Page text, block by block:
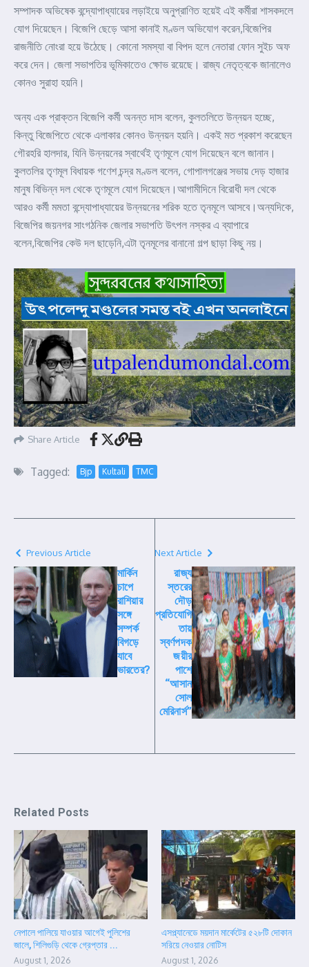
সম্পাদক অভিষেক বন্দ্যোপাধ্যায়ের লড়াইয়ে অনুপ্রাণিত হয়েই এই কর্মীরা শাসকদলে
যোগ দিয়েছেন। বিজেপি ছেড়ে আসা কানাই মণ্ডল অভিযোগ করেন,বিজেপির
রাজনীতি নোংরা হয়ে উঠেছে। কোনো সমস্যা বা বিপদ হলে নেতারা ফোন সুইচ অফ
করে দেন। জেলা সভাপতির ভূমিকাতেও ক্ষোভ রয়েছে। রাজ্য নেতৃত্বকে জানালেও
কোনও সুরাহা হয়নি।
অন্য এক প্রাক্তন বিজেপি কর্মী অনন্ত দাস বলেন, কুলতলিতে উন্নয়ন হচ্ছে,
কিন্তু বিজেপিতে থেকে এলাকার কোনও উন্নয়ন হয়নি। একই মত প্রকাশ করেছেন
গৌরহরি হালদার, যিনি উন্নয়নের স্বার্থেই তৃণমূলে যোগ দিয়েছেন বলে জানান।
কুলতলির তৃণমূল বিধায়ক গণেশ চন্দ্র মণ্ডল বলেন, গোপালগঞ্জের সভায় দেড় হাজার
মানুষ বিভিন্ন দল থেকে তৃণমূলে যোগ দিয়েছেন।আগামীদিনে বিরোধী দল থেকে
আরও কর্মী মমতা বন্দ্যোপাধ্যায়ের উন্নয়নের শরিক হতে তৃনমূলে আসবে।অন্যদিকে,
বিজেপির জয়নগর সাংগঠনিক জেলার সভাপতি উৎপল নস্কর এ ব্যাপারে
বলেন,বিজেপির কেউ দল ছাড়েনি,এটা তৃনমূলের বানানো গল্প ছাড়া কিছু নয়।
Share Article
Tagged: Bjp Kultali TMC
Previous Article
মার্কিন
চাপে
রাশিয়ার
সঙ্গে
সম্পর্ক
বিগড়ে
যাবে
ভারতের?
Next Article
রাজ্য
স্তরের
দৌড়
প্রতিযোগি
তায়
স্বর্ণপদক
জয়ীর
পাশে
“আসান
সোল
মেরিনার্স”
Related Posts
নেপালে পালিয়ে যাওয়ার আগেই পুলিশের
জালে, শিলিগুড়ি থেকে গ্রেপ্তার ...
August 1, 2026
এসপ্ল্যানেডে ময়দান মার্কেটের ৫২৮টি দোকান
সরিয়ে নেওয়ার নোটিস
August 1, 2026